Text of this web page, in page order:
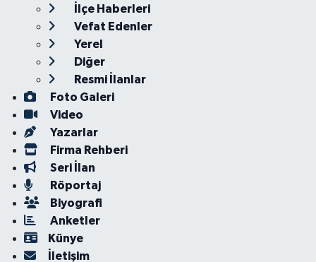
İlçe Haberleri
Vefat Edenler
Yerel
Diğer
Resmi İlanlar
Foto Galeri
Video
Yazarlar
Firma Rehberi
Seri İlan
Röportaj
Biyografi
Anketler
Künye
İletişim